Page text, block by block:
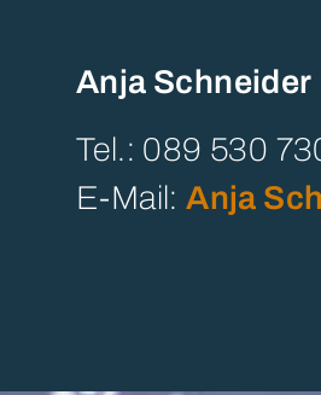
Anja Schneider
Tel.: 089 530
E-Mail:Anja